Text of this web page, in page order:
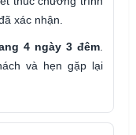
xác nhận.
4 ngày 3 đêm
và hẹn gặp lại